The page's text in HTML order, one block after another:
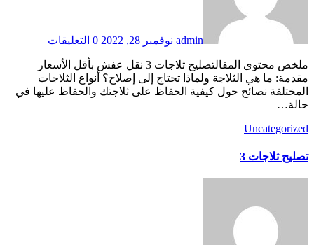
admin نوفمبر 28, 2022 0 التعليقات
ملخص محتوى المقالتصليح ثلاجات 3 نقل عفش بأقل الأسعار
مقدمة: ما هي الثلاجة ولماذا تحتاج إلى إصلاح؟ أنواع الثلاجات
المختلفة نصائح حول كيفية الحفاظ على ثلاجتك والحفاظ عليها في
حالة…
Uncategorized
تصليح ثلاجات 3